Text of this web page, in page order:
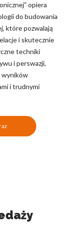
opiera
do budowania
które pozwalają
i skutecznie
techniki
i perswazji,
wyników
i trudnymi